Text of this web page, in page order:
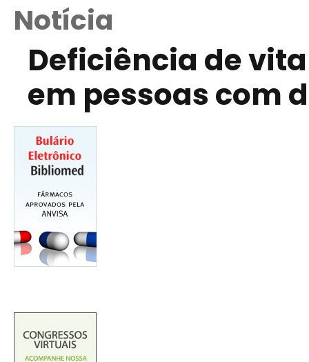
Notícia
Deficiência de
em pessoas com